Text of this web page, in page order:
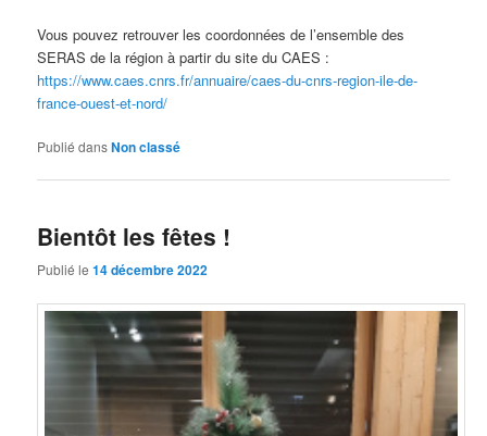
Vous pouvez retrouver les coordonnées de l’ensemble des
SERAS de la région à partir du site du CAES :
https://www.caes.cnrs.fr/annuaire/caes-du-cnrs-region-ile-de-
france-ouest-et-nord/
Publié dansNon classé
Bientôt les fêtes !
Publié le14 décembre 2022